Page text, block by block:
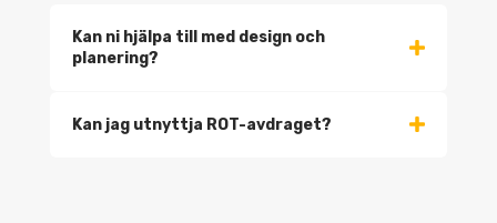
Kan ni hjälpa till med design och
planering?
Kan jag utnyttja ROT-avdraget?